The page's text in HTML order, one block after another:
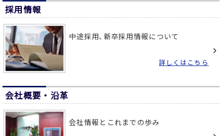
採用情報
中途採用､新卒採用情報について
詳しくはこちら
会社概要・沿革
会社情報とこれまでの歩み